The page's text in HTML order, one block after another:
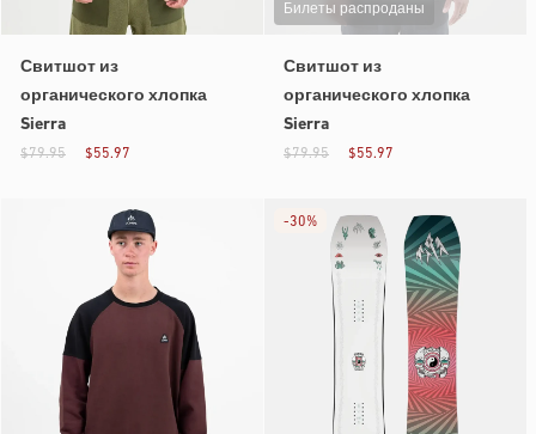
Свитшот из
органического хлопка
Sierra
$55.97
$79.95
Билеты распроданы
Свитшот из
органического хлопка
Sierra
$55.97
$79.95
-30%